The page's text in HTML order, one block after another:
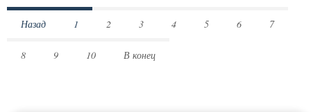
Назад 1 2 3 4 5 6 7
8 9 10 В конец